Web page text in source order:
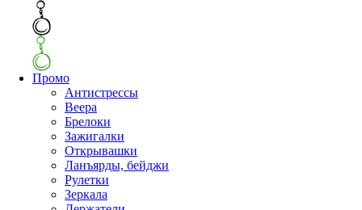
Промо
Антистрессы
Веера
Брелоки
Зажигалки
Открывашки
Ланъярды, бейджи
Рулетки
Зеркала